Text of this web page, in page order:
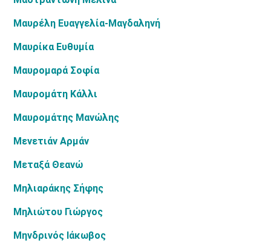
Μαυρέλη Ευαγγελία-Μαγδαληνή
Μαυρίκα Ευθυμία
Μαυρομαρά Σοφία
Μαυρομάτη Κάλλι
Μαυρομάτης Μανώλης
Μενετιάν Αρμάν
Μεταξά Θεανώ
Μηλιαράκης Σήφης
Μηλιώτου Γιώργος
Μηνδρινός Ιάκωβος